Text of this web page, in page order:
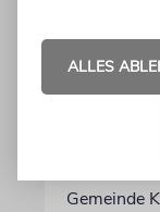
Wie
Gemeinde
ALLES